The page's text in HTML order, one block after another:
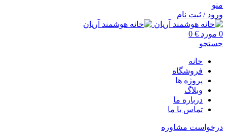
منو
ورود / ثبت نام
0 مورد 0 €
جستجو
خانه
فروشگاه
پروژه ها
وبلاگ
درباره ما
تماس با ما
درخواست مشاوره